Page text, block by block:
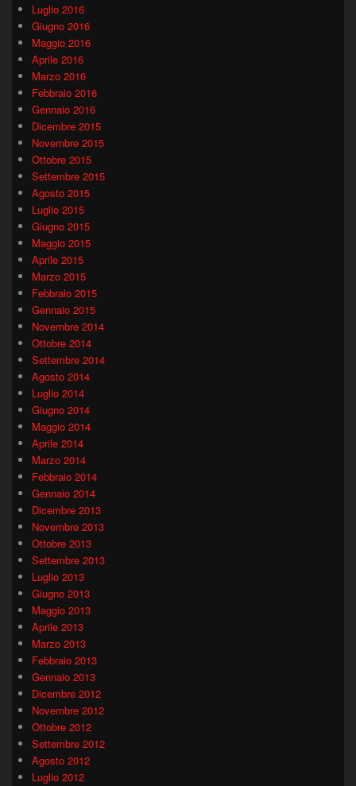
Luglio 2016
Giugno 2016
Maggio 2016
Aprile 2016
Marzo 2016
Febbraio 2016
Gennaio 2016
Dicembre 2015
Novembre 2015
Ottobre 2015
Settembre 2015
Agosto 2015
Luglio 2015
Giugno 2015
Maggio 2015
Aprile 2015
Marzo 2015
Febbraio 2015
Gennaio 2015
Novembre 2014
Ottobre 2014
Settembre 2014
Agosto 2014
Luglio 2014
Giugno 2014
Maggio 2014
Aprile 2014
Marzo 2014
Febbraio 2014
Gennaio 2014
Dicembre 2013
Novembre 2013
Ottobre 2013
Settembre 2013
Luglio 2013
Giugno 2013
Maggio 2013
Aprile 2013
Marzo 2013
Febbraio 2013
Gennaio 2013
Dicembre 2012
Novembre 2012
Ottobre 2012
Settembre 2012
Agosto 2012
Luglio 2012